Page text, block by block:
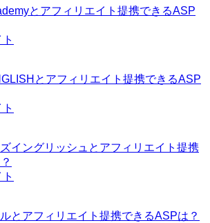
とアフィリエイト提携できるASP
とアフィリエイト提携できるASP
イングリッシュとアフィリエイト提携
とアフィリエイト提携できるASPは？